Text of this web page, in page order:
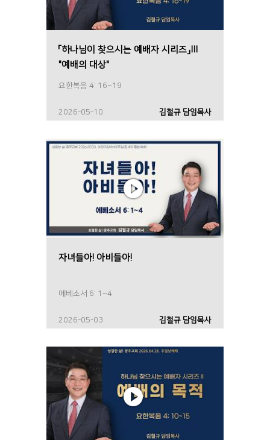
「하나님이 찾으시는 예배자 시리즈」Ⅲ
"예배의 대상"
요한복음 4: 16~19
2026-05-10 김철규 담임목사
자녀들아! 아비들아!
에베소서 6: 1~4
2026-05-03 김철규 담임목사